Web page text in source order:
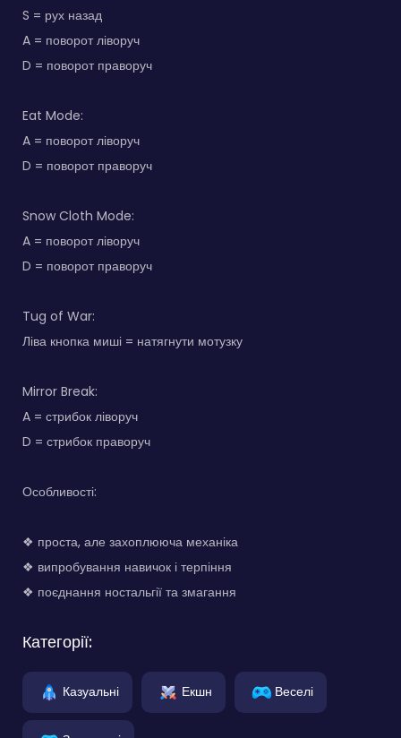
S = рух назад
A = поворот ліворуч
D = поворот праворуч
Eat Mode:
A = поворот ліворуч
D = поворот праворуч
Snow Cloth Mode:
A = поворот ліворуч
D = поворот праворуч
Tug of War:
Ліва кнопка миші = натягнути мотузку
Mirror Break:
A = стрибок ліворуч
D = стрибок праворуч
Особливості:
❖ проста, але захоплююча механіка
❖ випробування навичок і терпіння
❖ поєднання ностальгії та змагання
Категорії:
Казуальні Екшн Веселі